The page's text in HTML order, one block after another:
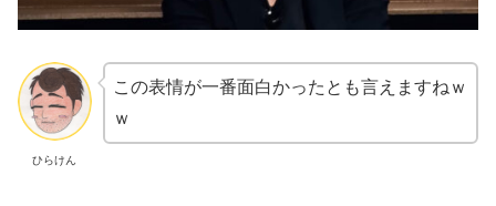
ひらけん
この表情が一番面白かったとも言えますねｗ
ｗ